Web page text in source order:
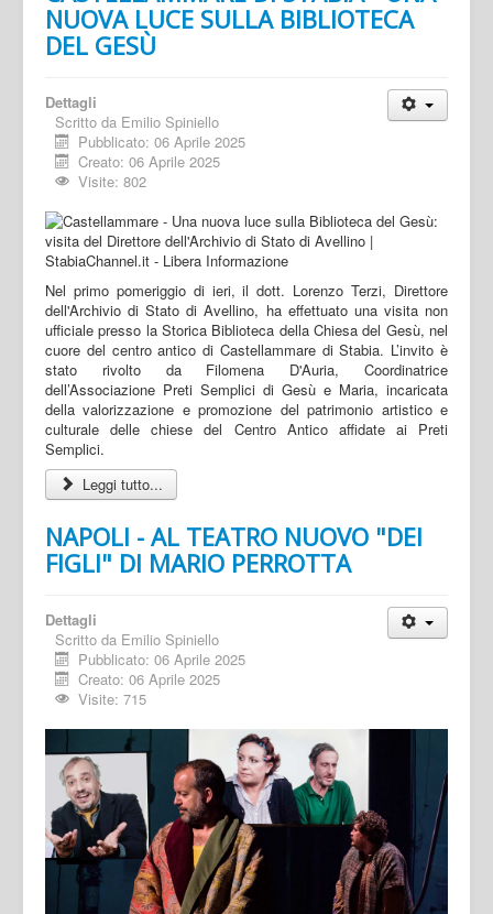
NUOVA LUCE SULLA BIBLIOTECA
DEL GESÙ
Dettagli
Scritto da Emilio Spiniello
Pubblicato: 06 Aprile 2025
Creato: 06 Aprile 2025
Visite: 802
Nel primo pomeriggio di ieri, il dott. Lorenzo Terzi, Direttore
dell'Archivio di Stato di Avellino, ha effettuato una visita non
ufficiale presso la Storica Biblioteca della Chiesa del Gesù, nel
cuore del centro antico di Castellammare di Stabia. L’invito è
stato rivolto da Filomena D'Auria, Coordinatrice
dell’Associazione Preti Semplici di Gesù e Maria, incaricata
della valorizzazione e promozione del patrimonio artistico e
culturale delle chiese del Centro Antico affidate ai Preti
Semplici.
Leggi tutto...
NAPOLI - AL TEATRO NUOVO "DEI
FIGLI" DI MARIO PERROTTA
Dettagli
Scritto da Emilio Spiniello
Pubblicato: 06 Aprile 2025
Creato: 06 Aprile 2025
Visite: 715